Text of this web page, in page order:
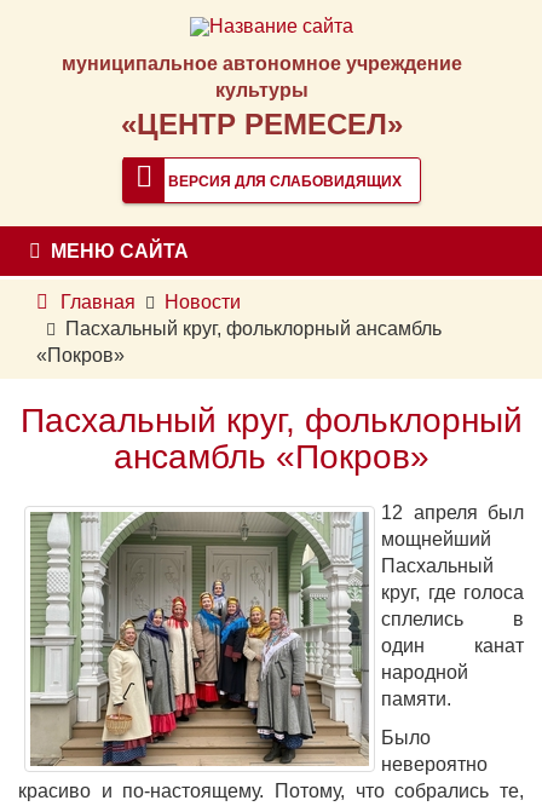
муниципальное автономное учреждение
культуры
«ЦЕНТР РЕМЕСЕЛ»
ВЕРСИЯ ДЛЯ СЛАБОВИДЯЩИХ
МЕНЮ САЙТА
Главная
Новости
Пасхальный круг, фольклорный ансамбль
«Покров»
Пасхальный круг, фольклорный
ансамбль «Покров»
12 апреля был
мощнейший
Пасхальный
круг, где голоса
сплелись в
один канат
народной
памяти.
Было
невероятно
красиво и по-настоящему. Потому, что собрались те,